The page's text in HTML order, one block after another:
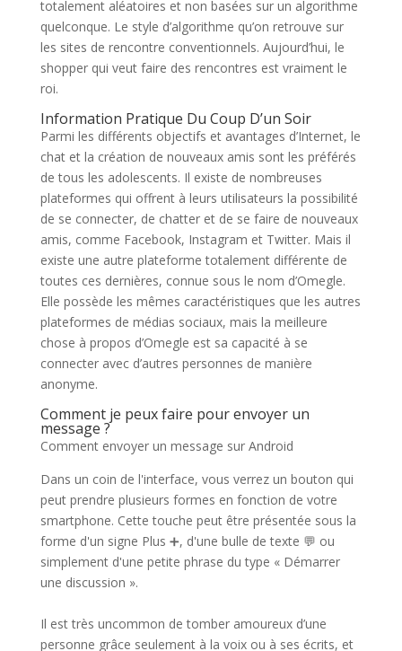
totalement aléatoires et non basées sur un algorithme
quelconque. Le style d’algorithme qu’on retrouve sur
les sites de rencontre conventionnels. Aujourd’hui, le
shopper qui veut faire des rencontres est vraiment le
roi.
Information Pratique Du Coup D’un Soir
Parmi les différents objectifs et avantages d’Internet, le
chat et la création de nouveaux amis sont les préférés
de tous les adolescents. Il existe de nombreuses
plateformes qui offrent à leurs utilisateurs la possibilité
de se connecter, de chatter et de se faire de nouveaux
amis, comme Facebook, Instagram et Twitter. Mais il
existe une autre plateforme totalement différente de
toutes ces dernières, connue sous le nom d’Omegle.
Elle possède les mêmes caractéristiques que les autres
plateformes de médias sociaux, mais la meilleure
chose à propos d’Omegle est sa capacité à se
connecter avec d’autres personnes de manière
anonyme.
Comment je peux faire pour envoyer un
message ?
Comment envoyer un message sur Android
Dans un coin de l'interface, vous verrez un bouton qui
peut prendre plusieurs formes en fonction de votre
smartphone. Cette touche peut être présentée sous la
forme d'un signe Plus ➕, d'une bulle de texte 💬 ou
simplement d'une petite phrase du type « Démarrer
une discussion ».
Il est très uncommon de tomber amoureux d’une
personne grâce seulement à la voix ou à ses écrits, et